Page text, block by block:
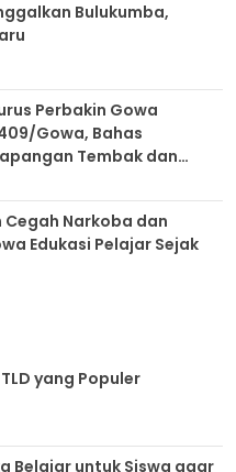
Bulukumba,
Perbakin Gowa
Gowa, Bahas
Tembak dan
Cegah Narkoba dan
Edukasi Pelajar Sejak
yang Populer
Belajar untuk Siswa agar